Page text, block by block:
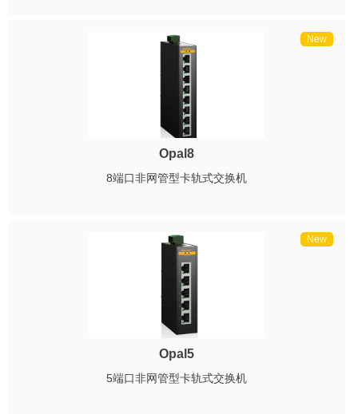
New
Opal8
8端口非网管型卡轨式交换机
New
Opal5
5端口非网管型卡轨式交换机